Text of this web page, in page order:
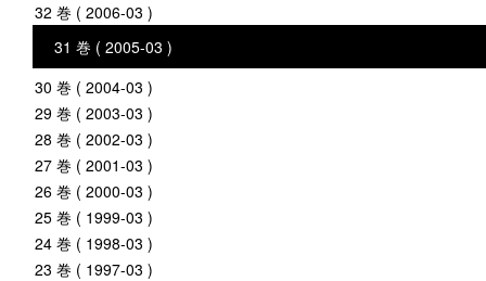
32 巻 ( 2006-03 )
31 巻 ( 2005-03 )
30 巻 ( 2004-03 )
29 巻 ( 2003-03 )
28 巻 ( 2002-03 )
27 巻 ( 2001-03 )
26 巻 ( 2000-03 )
25 巻 ( 1999-03 )
24 巻 ( 1998-03 )
23 巻 ( 1997-03 )